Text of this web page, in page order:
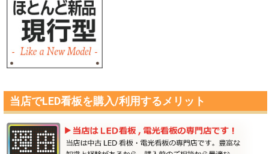
当店でLED看板を購入/利用するメリット